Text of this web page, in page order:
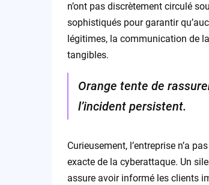
n’ont pas discrètement circulé
sophistiqués pour garantir
légitimes, la communication de
tangibles.
Orange tente de
l’incident persistent.
Curieusement, l’entreprise n’a
exacte de la cyberattaque. Un
assure avoir informé les clients